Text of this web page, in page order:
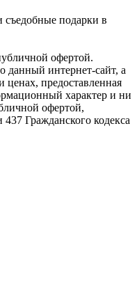
съедобные подарки в
офертой.
данный интернет-сайт, а
ценах, предоставленная
характер и ни
офертой,
Гражданского кодекса